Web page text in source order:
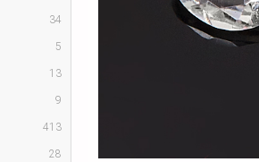
34
5
13
9
413
28